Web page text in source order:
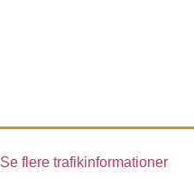
Se flere trafikinformationer